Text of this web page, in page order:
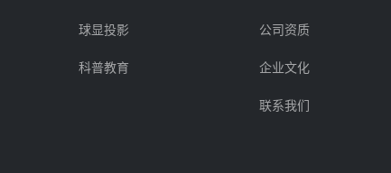
球显投影
科普教育
公司资质
企业文化
联系我们